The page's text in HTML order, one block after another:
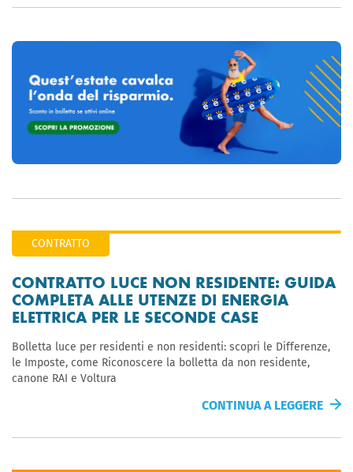
CONTRATTO
CONTRATTO LUCE NON RESIDENTE: GUIDA
COMPLETA ALLE UTENZE DI ENERGIA
ELETTRICA PER LE SECONDE CASE
Bolletta luce per residenti e non residenti: scopri le Differenze,
le Imposte, come Riconoscere la bolletta da non residente,
canone RAI e Voltura
CONTINUA A LEGGERE